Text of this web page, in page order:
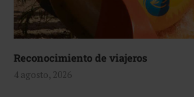
Reconocimiento de viajeros
4 agosto, 2026